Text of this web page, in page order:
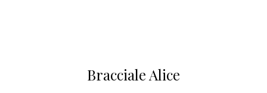
Bracciale Alice